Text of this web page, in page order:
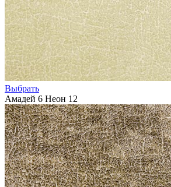
Выбрать
Амадей 6 Неон 12